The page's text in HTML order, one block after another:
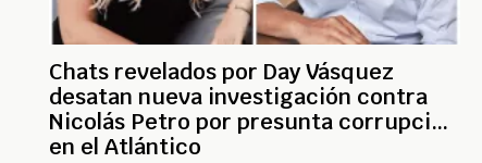
Chats revelados por Day Vásquez
desatan nueva investigación contra
Nicolás Petro por presunta corrupción
en el Atlántico